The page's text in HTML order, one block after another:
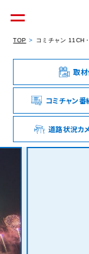
個人のお客
法人のお客
TOP コミチャン 11CH
取材
コミチャン番
道路状況カ